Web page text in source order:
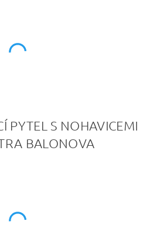
PYTEL S NOHAVICEMI
BALONOVA